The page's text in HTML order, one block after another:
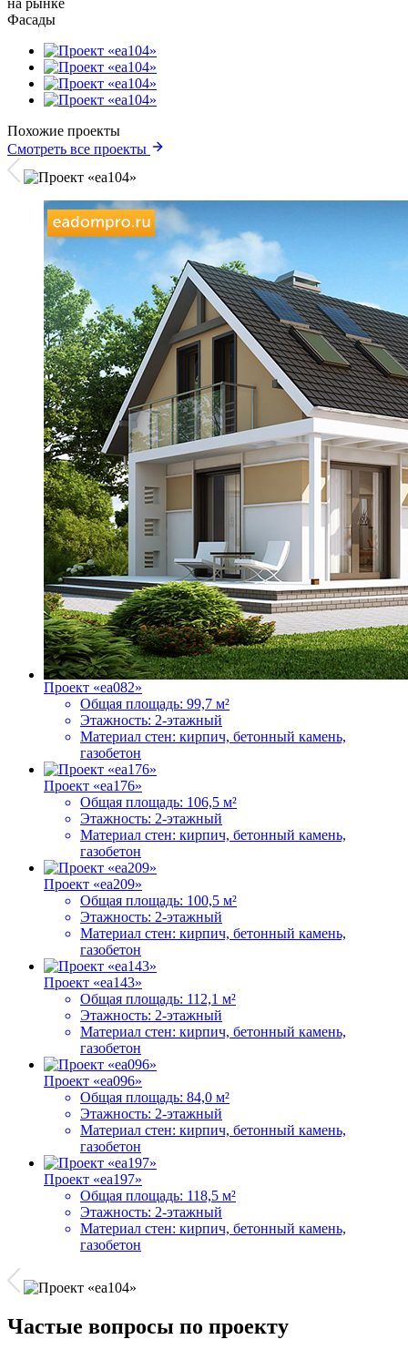
на рынке
Фасады
Похожие проекты
Смотреть все проекты
Проект «ea082»
Общая площадь: 99,7 м²
Этажность: 2-этажный
Материал стен: кирпич, бетонный камень,
газобетон
Проект «ea176»
Общая площадь: 106,5 м²
Этажность: 2-этажный
Материал стен: кирпич, бетонный камень,
газобетон
Проект «ea209»
Общая площадь: 100,5 м²
Этажность: 2-этажный
Материал стен: кирпич, бетонный камень,
газобетон
Проект «ea143»
Общая площадь: 112,1 м²
Этажность: 2-этажный
Материал стен: кирпич, бетонный камень,
газобетон
Проект «ea096»
Общая площадь: 84,0 м²
Этажность: 2-этажный
Материал стен: кирпич, бетонный камень,
газобетон
Проект «ea197»
Общая площадь: 118,5 м²
Этажность: 2-этажный
Материал стен: кирпич, бетонный камень,
газобетон
Частые вопросы по проекту